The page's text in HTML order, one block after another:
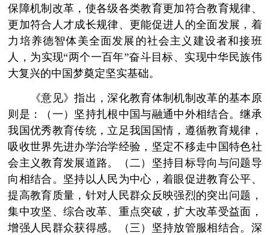
保障机制改革，使各级各类教育更加符合教育规律、
更加符合人才成长规律、更能促进人的全面发展，着
力培养德智体美全面发展的社会主义建设者和接班
人，为实现“两个一百年”奋斗目标、实现中华民族伟
大复兴的中国梦奠定坚实基础。
《意见》指出，深化教育体制机制改革的基本原
则是：（一）坚持扎根中国与融通中外相结合。继承
我国优秀教育传统，立足我国国情，遵循教育规律，
吸收世界先进办学治学经验，坚定不移走中国特色社
会主义教育发展道路。（二）坚持目标导向与问题导
向相结合。坚持以人民为中心，着眼促进教育公平、
提高教育质量，针对人民群众反映强烈的突出问题，
集中攻坚、综合改革、重点突破，扩大改革受益面，
增强人民群众获得感。（三）坚持放管服相结合。深